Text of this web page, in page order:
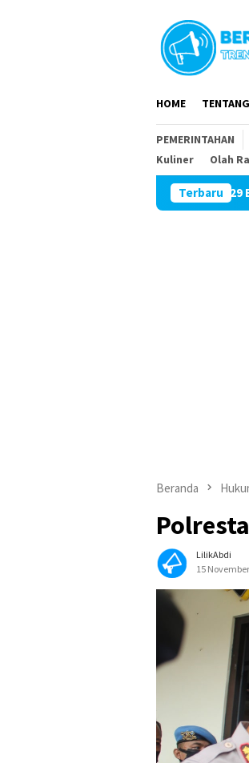
HOME
PEMERINTAHAN
Kuliner
Olah
Terbaru
Kunjungi TMMD ke 129 Bulu Lor
Beranda
LilikAbdi
15